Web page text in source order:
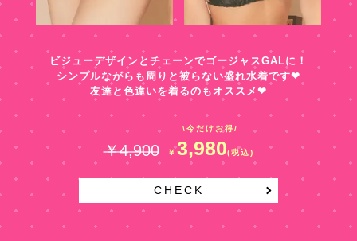
ビジューデザインとチェーンでゴージャスGALに！
シンプルながらも周りと被らない盛れ水着です❤︎
友達と色違いを着るのもオススメ❤︎
￥4,900
\今だけお得/
￥ 3,980(税込)
CHECK